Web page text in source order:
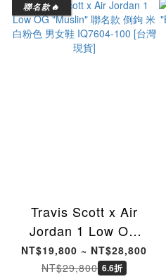
聯名款🔥
Travis Scott x Air
Jordan 1 Low OG
"Muslin" 聯名款 倒鉤
米白粉色 男女鞋
NT$19,800 ~ NT$28,800
NT$29,800 6.6折